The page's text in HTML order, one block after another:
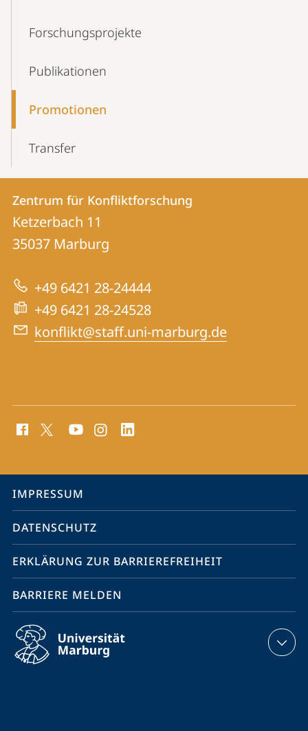
Forschungsprojekte
Publikationen
Promotionen
Transfer
Kontakt
und
Informationen
zur
Website
Kontaktinformationen
Zentrum
für
Konfliktforschung
Zentrum für Konfliktforschung
Ketzerbach 11
35037 Marburg
+49 6421 28-24444
+49 6421 28-24528
konflikt@staff.uni-marburg.de
Media
Service-
Navigation
IMPRESSUM
DATENSCHUTZ
ERKLÄRUNG ZUR BARRIEREFREIHEIT
BARRIERE MELDEN